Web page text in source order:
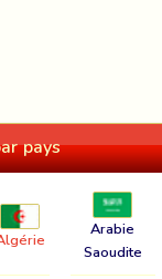
pays
Arabie
Saoudite